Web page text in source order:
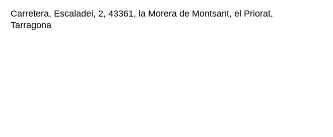
Carretera, Escaladei, 2, 43361, la Morera de Montsant, el Priorat,
Tarragona